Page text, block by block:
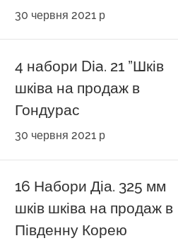
30 червня 2021 р
4 набори Dia. 21 ”Шків
шківа на продаж в
Гондурас
30 червня 2021 р
16 Набори Діа. 325 мм
шків шківа на продаж в
Південну Корею